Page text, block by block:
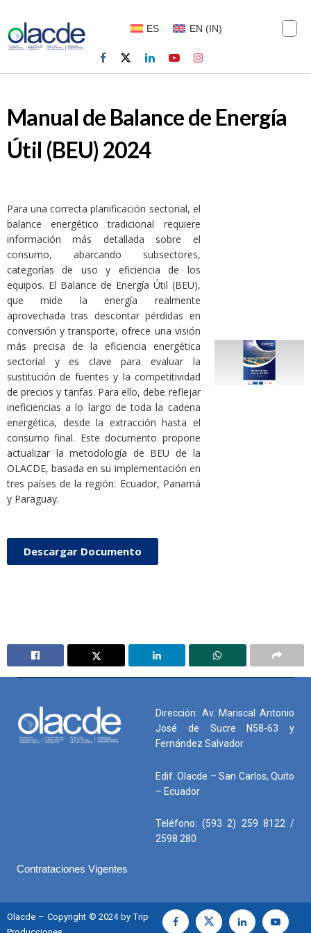
ES EN (IN)
Manual de Balance de Energía
Útil (BEU) 2024
Para una correcta planificación sectorial, el
balance energético tradicional requiere
información más detallada sobre el
consumo, abarcando subsectores,
categorías de uso y eficiencia de los
equipos. El Balance de Energía Útil (BEU),
que mide la energía realmente
aprovechada tras descontar pérdidas en
conversión y transporte, ofrece una visión
más precisa de la eficiencia energética
sectorial y es clave para evaluar la
sustitución de fuentes y la competitividad
de precios y tarifas. Para ello, debe reflejar
ineficiencias a lo largo de toda la cadena
energética, desde la extracción hasta el
consumo final. Este documento propone
actualizar la metodología de BEU de la
OLACDE, basada en su implementación en
tres países de la región: Ecuador, Panamá
y Paraguay.
Descargar Documento
Dirección: Av. Mariscal Antonio
José de Sucre N58-63 y
Fernández Salvador
Edif. Olacde – San Carlos, Quito
– Ecuador
Teléfono: (593 2) 259 8122 /
2598 280
Contrataciones Vigentes
Olacde – Copyright © 2024 by Trip